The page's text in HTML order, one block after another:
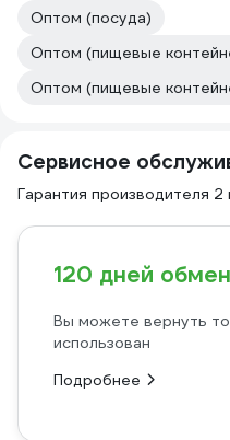
Оптом (посуда)
Оптом (пищевые
Оптом (пищевые
Сервисное
Гарантия производителя 2
120 дней
Вы можете вернуть
использован
Подробнее